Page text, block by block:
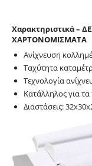
Χαρακτηριστικά –
ΧΑΡΤΟΝΟΜΙΣΜΑΤΑ
Ανίχνευση
Ταχύτητα
Τεχνολογία
Κατάλληλος για
Διαστάσεις: